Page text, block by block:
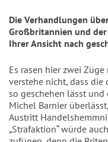
Die Verhandlungen
Großbritannien und der
Ihrer Ansicht nach
Es rasen hier zwei
verstehe nicht, dass
so geschehen lässt und
Michel Barnier
Austritt
„Strafaktion“ würde